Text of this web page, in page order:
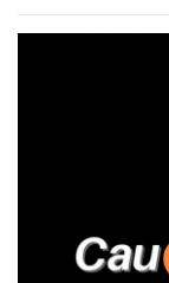
relató que los
trabajadores, el
confrontación, la